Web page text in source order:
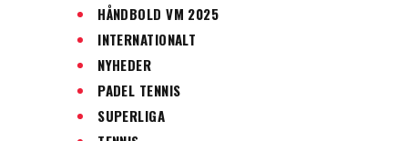
HÅNDBOLD VM 2025
INTERNATIONALT
NYHEDER
PADEL TENNIS
SUPERLIGA